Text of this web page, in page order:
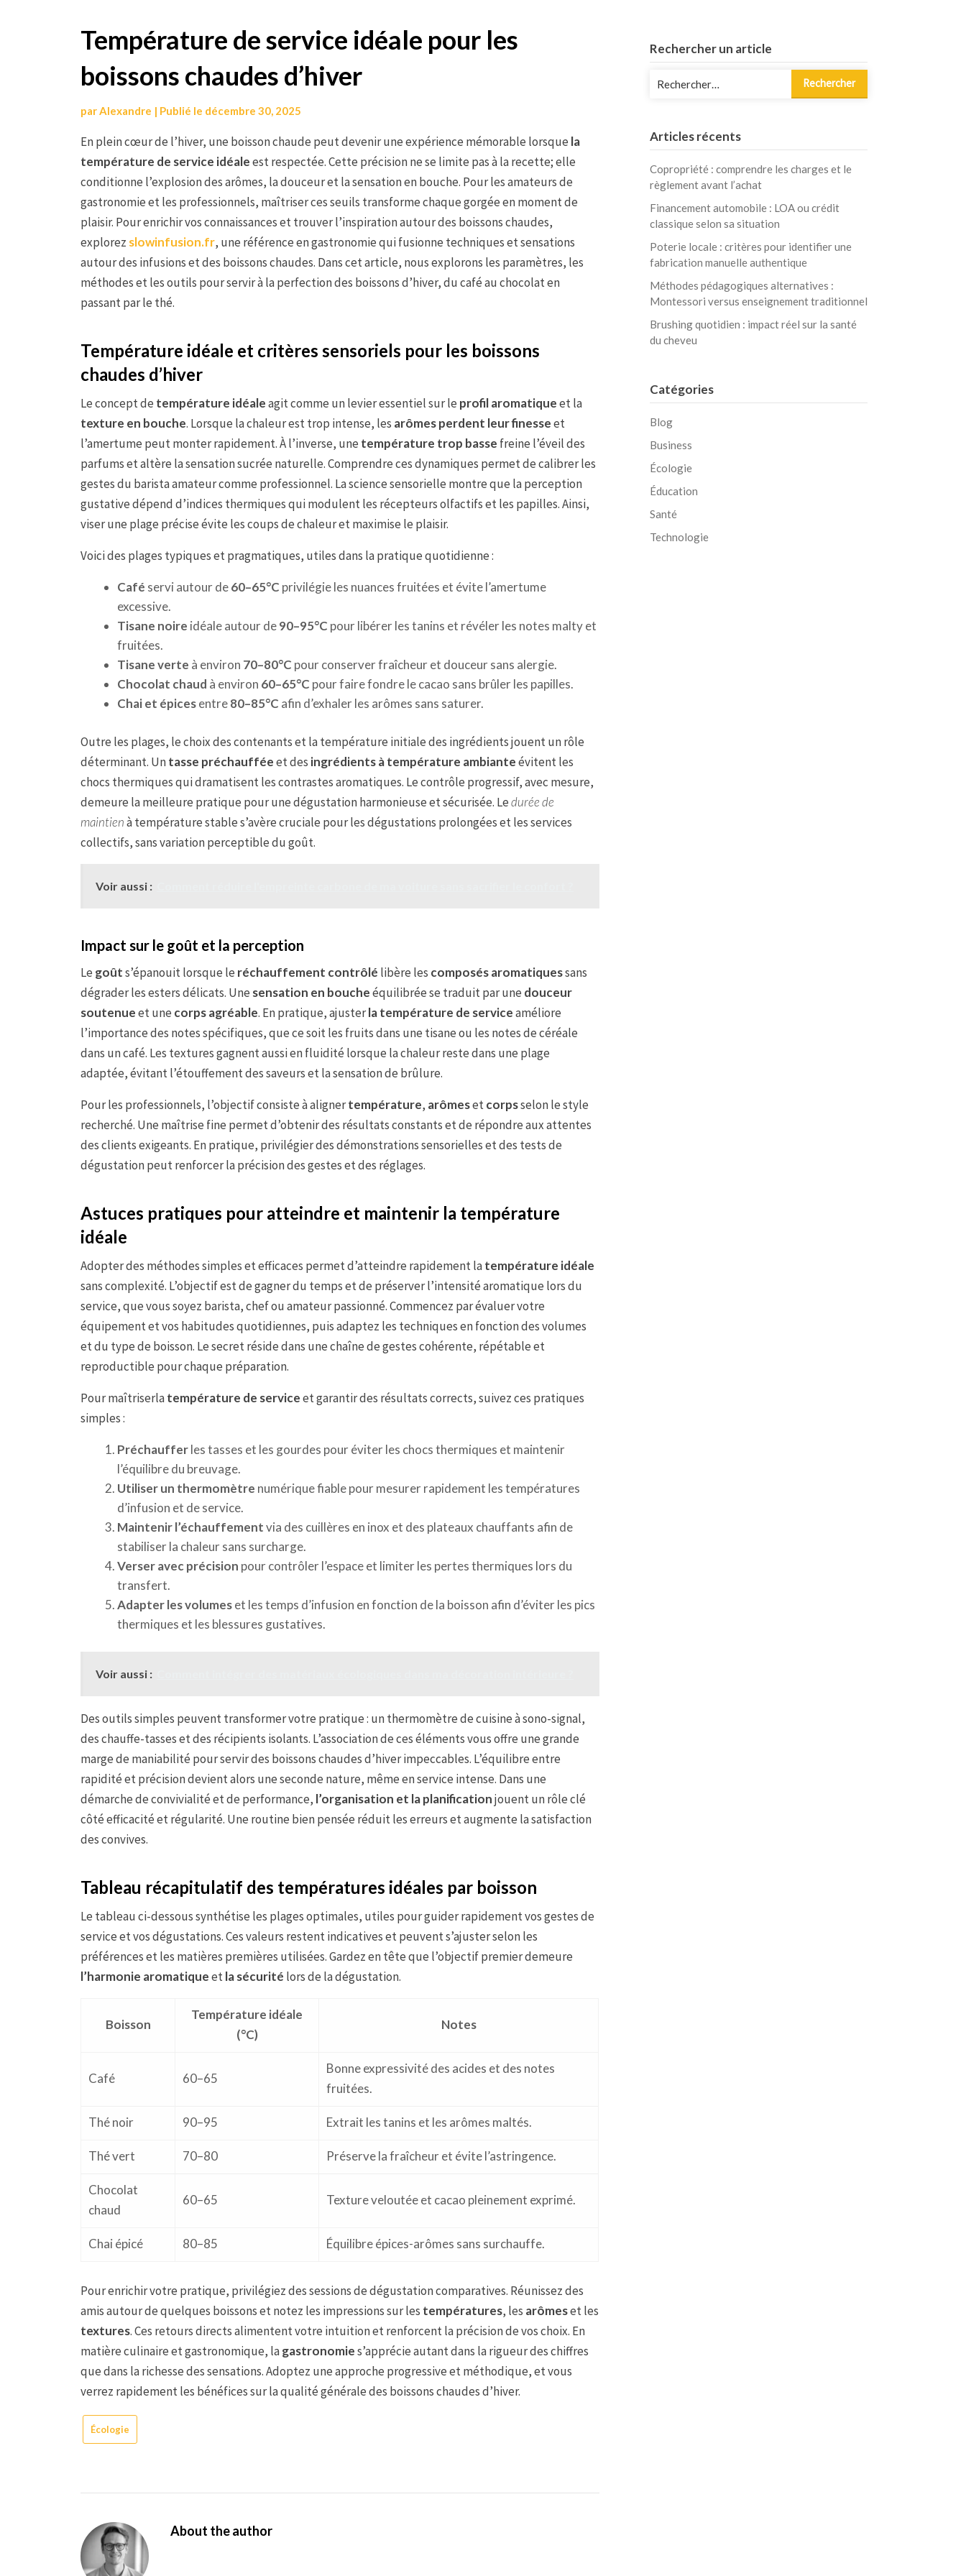
Température de service idéale pour les
boissons chaudes d’hiver
parAlexandre | Publié le décembre 30, 2025
En plein cœur de l’hiver, une boisson chaude peut devenir une expérience mémorable lorsque la
température de service idéaleest respectée. Cette précision ne se limite pas à la recette; elle
conditionne l’explosion des arômes, la douceur et la sensation en bouche. Pour les amateurs de
gastronomie et les professionnels, maîtriser ces seuils transforme chaque gorgée en moment de
plaisir. Pour enrichir vos connaissances et trouver l’inspiration autour des boissons chaudes,
explorez slowinfusion.fr, une référence en gastronomie qui fusionne techniques et sensations
autour des infusions et des boissons chaudes. Dans cet article, nous explorons les paramètres, les
méthodes et les outils pour servir à la perfection des boissons d’hiver, du café au chocolat en
passant par le thé.
Température idéale et critères sensoriels pour les boissons
chaudes d’hiver
Le concept de température idéaleagit comme un levier essentiel sur le profil aromatiqueet la
texture en bouche. Lorsque la chaleur est trop intense, les arômes perdent leur finesseet
l’amertume peut monter rapidement. À l’inverse, une température trop basse freine l’éveil des
parfums et altère la sensation sucrée naturelle. Comprendre ces dynamiques permet de calibrer les
gestes du barista amateur comme professionnel. La science sensorielle montre que la perception
gustative dépend d’indices thermiques qui modulent les récepteurs olfactifs et les papilles. Ainsi,
viser une plage précise évite les coups de chaleur et maximise le plaisir.
Voici des plages typiques et pragmatiques, utiles dans la pratique quotidienne :
Café servi autour de60–65°C privilégie les nuances fruitées et évite l’amertume
excessive.
Tisane noire idéale autour de90–95°C pour libérer les tanins et révéler les notes malty et
fruitées.
Tisane verte à environ 70–80°C pour conserver fraîcheur et douceur sans alergie.
Chocolat chaud à environ 60–65°C pour faire fondre le cacao sans brûler les papilles.
Chai et épicesentre80–85°C afin d’exhaler les arômes sans saturer.
Outre les plages, le choix des contenants et la température initiale des ingrédients jouent un rôle
déterminant. Untasse préchaufféeet des ingrédients à température ambianteévitent les
chocs thermiques qui dramatisent les contrastes aromatiques. Le contrôle progressif, avec mesure,
demeure la meilleure pratique pour une dégustation harmonieuse et sécurisée. Ledurée de
maintienà température stable s’avère cruciale pour les dégustations prolongées et les services
collectifs, sans variation perceptible du goût.
Voir aussi :
Impact sur le goût et la perception
Le goûts’épanouit lorsque le réchauffement contrôlé libère les composés aromatiquessans
dégrader les esters délicats. Une sensation en boucheéquilibrée se traduit par une douceur
soutenueet une corps agréable. En pratique, ajusterla température de serviceaméliore
l’importance des notes spécifiques, que ce soit les fruits dans une tisane ou les notes de céréale
dans un café. Les textures gagnent aussi en fluidité lorsque la chaleur reste dans une plage
adaptée, évitant l’étouffement des saveurs et la sensation de brûlure.
Pour les professionnels, l’objectif consiste à alignertempérature, arômesetcorpsselon le style
recherché. Une maîtrise fine permet d’obtenir des résultats constants et de répondre aux attentes
des clients exigeants. En pratique, privilégier des démonstrations sensorielles et des tests de
dégustation peut renforcer la précision des gestes et des réglages.
Astuces pratiques pour atteindre et maintenir la température
idéale
Adopter des méthodes simples et efficaces permet d’atteindre rapidement latempérature idéale
sans complexité. L’objectif est de gagner du temps et de préserver l’intensité aromatique lors du
service, que vous soyez barista, chef ou amateur passionné. Commencez par évaluer votre
équipement et vos habitudes quotidiennes, puis adaptez les techniques en fonction des volumes
et du type de boisson. Le secret réside dans une chaîne de gestes cohérente, répétable et
reproductible pour chaque préparation.
Pour maîtriserlatempérature de serviceet garantir des résultats corrects, suivez ces pratiques
simples :
Préchaufferles tasses et les gourdes pour éviter les chocs thermiques et maintenir
l’équilibre du breuvage.
Utiliser un thermomètre numérique fiable pour mesurer rapidement les températures
d’infusion et de service.
Maintenir l’échauffementvia des cuillères en inox et des plateaux chauffants afin de
stabiliser la chaleur sans surcharge.
Verser avec précision pour contrôler l’espace et limiter les pertes thermiques lors du
transfert.
Adapter les volumeset les temps d’infusion en fonction de la boisson afin d’éviter les pics
thermiques et les blessures gustatives.
Voir aussi :
Des outils simples peuvent transformer votre pratique : un thermomètre de cuisine à sono-signal,
des chauffe-tasses et des récipients isolants. L’association de ces éléments vous offre une grande
marge de maniabilité pour servir des boissons chaudes d’hiver impeccables. L’équilibre entre
rapidité et précision devient alors une seconde nature, même en service intense. Dans une
démarche de convivialité et de performance, l’organisation et la planificationjouent un rôle clé
côté efficacité et régularité. Une routine bien pensée réduit les erreurs et augmente la satisfaction
des convives.
Tableau récapitulatif des températures idéales par boisson
Le tableau ci-dessous synthétise les plages optimales, utiles pour guider rapidement vos gestes de
service et vos dégustations. Ces valeurs restent indicatives et peuvent s’ajuster selon les
préférences et les matières premières utilisées. Gardez en tête que l’objectif premier demeure
l’harmonie aromatiqueetla sécurité lors de la dégustation.
Boisson
Température idéale
(°C)
Notes
Café 60–65
Bonne expressivité des acides et des notes
fruitées.
Thé noir 90–95 Extrait les tanins et les arômes maltés.
Thé vert 70–80 Préserve la fraîcheur et évite l’astringence.
Chocolat
chaud
60–65 Texture veloutée et cacao pleinement exprimé.
Chai épicé 80–85 Équilibre épices-arômes sans surchauffe.
Pour enrichir votre pratique, privilégiez des sessions de dégustation comparatives. Réunissez des
amis autour de quelques boissons et notez les impressions sur les températures, les arômeset les
textures. Ces retours directs alimentent votre intuition et renforcent la précision de vos choix. En
matière culinaire et gastronomique, lagastronomies’apprécie autant dans la rigueur des chiffres
que dans la richesse des sensations. Adoptez une approche progressive et méthodique, et vous
verrez rapidement les bénéfices sur la qualité générale des boissons chaudes d’hiver.
Écologie
About the author
Rechercher un article
Articles récents
Copropriété : comprendre les charges et le
règlement avant l’achat
Financement automobile : LOA ou crédit
classique selon sa situation
Poterie locale : critères pour identifier une
fabrication manuelle authentique
Méthodes pédagogiques alternatives :
Montessori versus enseignement traditionnel
Brushing quotidien : impact réel sur la santé
du cheveu
Catégories
Blog
Business
Écologie
Éducation
Santé
Technologie